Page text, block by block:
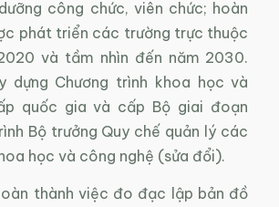
công chức, viên chức; hoàn
phát triển các trường trực thuộc
và tầm nhìn đến năm 2030.
dựng Chương trình khoa học và
quốc gia và cấp Bộ giai đoạn
Bộ trưởng Quy chế quản lý các
học và công nghệ (sửa đổi).
thành việc đo đạc lập bản đồ